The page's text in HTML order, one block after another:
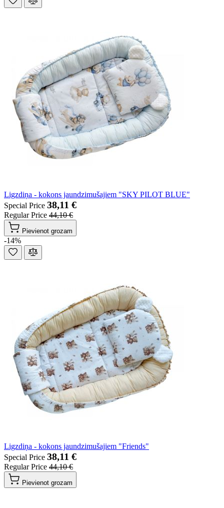
Ligzdiņa - kokons jaundzimušajiem "SKY PILOT BLUE"
Special Price 38,11 €
Regular Price 44,10 €
Pievienot grozam
-14%
Ligzdiņa - kokons jaundzimušajiem "Friends"
Special Price 38,11 €
Regular Price 44,10 €
Pievienot grozam